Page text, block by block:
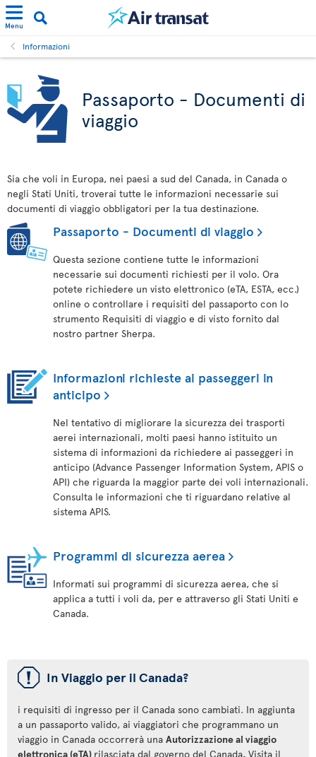
Menu
Informazioni
Passaporto - Documenti di
viaggio
Sia che voli in Europa, nei paesi a sud del Canada, in Canada o
negli Stati Uniti, troverai tutte le informazioni necessarie sui
documenti di viaggio obbligatori per la tua destinazione.
Passaporto - Documenti di viaggio
Questa sezione contiene tutte le informazioni
necessarie sui documenti richiesti per il volo. Ora
potete richiedere un visto elettronico (eTA, ESTA, ecc.)
online o controllare i requisiti del passaporto con lo
strumento Requisiti di viaggio e di visto fornito dal
nostro partner Sherpa.
Informazioni richieste ai passeggeri in
anticipo
Nel tentativo di migliorare la sicurezza dei trasporti
aerei internazionali, molti paesi hanno istituito un
sistema di informazioni da richiedere ai passeggeri in
anticipo (Advance Passenger Information System, APIS o
API) che riguarda la maggior parte dei voli internazionali.
Consulta le informazioni che ti riguardano relative al
sistema APIS.
Programmi di sicurezza aerea
Informati sui programmi di sicurezza aerea, che si
applica a tutti i voli da, per e attraverso gli Stati Uniti e
Canada.
ü In Viaggio per il Canada?
i requisiti di ingresso per il Canada sono cambiati. In aggiunta
a un passaporto valido, ai viaggiatori che programmano un
viaggio in Canada occorrerà una Autorizzazione al viaggio
elettronica (eTA) rilasciata dal governo del Canada. Visita il